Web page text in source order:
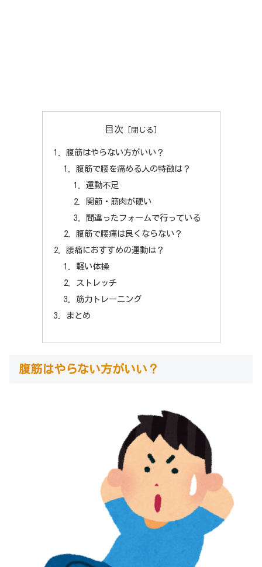
目次
腹筋はやらない方がいい？
腹筋で腰を痛める人の特徴は？
運動不足
関節・筋肉が硬い
間違ったフォームで行っている
腹筋で腰痛は良くならない？
腰痛におすすめの運動は？
軽い体操
ストレッチ
筋力トレーニング
まとめ
腹筋はやらない方がいい？